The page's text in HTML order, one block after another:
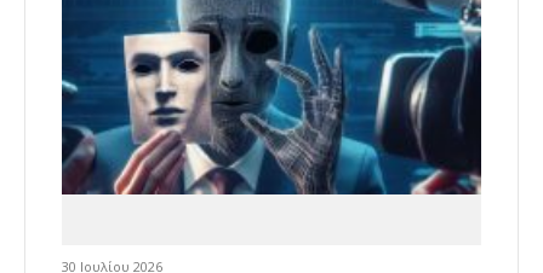
30 Ιουλίου 2026